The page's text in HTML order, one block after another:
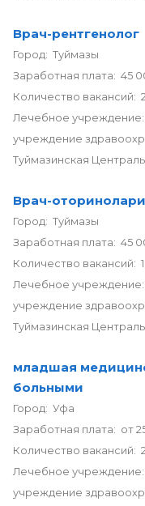
Врач-рентгенолог
Город: Туймазы
Заработная плата: 45
Количество вакансий: 2
Лечебное
учреждение
Туймазинская
Врач-
Город: Туймазы
Заработная плата: 45
Количество вакансий: 1
Лечебное
учреждение
Туймазинская
младшая
больными
Город: Уфа
Заработная плата: от
Количество вакансий: 2
Лечебное
учреждение